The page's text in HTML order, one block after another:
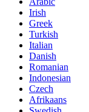
Irish
Greek
Turkish
Italian
Danish
Romanian
Indonesian
Czech
Afrikaans